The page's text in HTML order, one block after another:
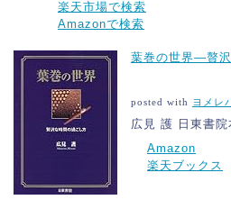
楽天市場で検索
Amazonで検索
葉巻の世界―贅
posted with ヨメレ
広見 護 日東書
Amazon
楽天ブックス